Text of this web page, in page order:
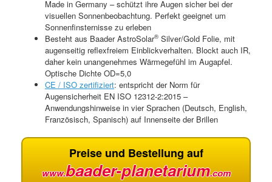
Made in Germany – schützt ihre Augen sicher bei der
visuellen Sonnenbeobachtung. Perfekt geeignet um
Sonnenfinsternisse zu erleben
Besteht aus Baader AstroSolar® Silver/Gold Folie, mit
augenseitig reflexfreiem Einblickverhalten. Blockt auch IR,
daher kein unangenehmes Wärmegefühl im Augapfel.
Optische Dichte OD=5,0
CE / ISO zertifiziert: entspricht der Norm für
Augensicherheit EN ISO 12312-2:2015 –
Anwendungshinweise in vier Sprachen (Deutsch, English,
Französisch, Spanisch) auf Innenseite der Brillen
Preise und Bestellung auf
www.baader-planetarium.com